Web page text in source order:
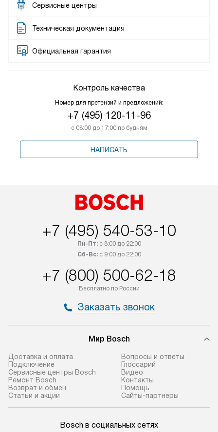
Сервисные центры
Техническая документация
Официальная гарантия
Контроль качества
Номер для претензий и предложений:
+7 (495) 120-11-96
с 08:00 до 17:00 по будням
НАПИСАТЬ
+7 (495) 540-53-10
Пн-Пт:с 8:00 до 22:00
Сб-Вс:с 9:00 до 22:00
+7 (800) 500-62-18
Бесплатно по России
Заказать звонок
Мир Bosch
Доставка и оплата
Подключение
Сервисные центры Bosch
Ремонт Bosch
Возврат и обмен
Статьи и акции
Вопросы и ответы
Глоссарий
Видео
Контакты
Помощь
Сайты-партнеры
Bosch в социальных сетях